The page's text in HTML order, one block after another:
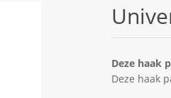
Deze haak
Deze haak